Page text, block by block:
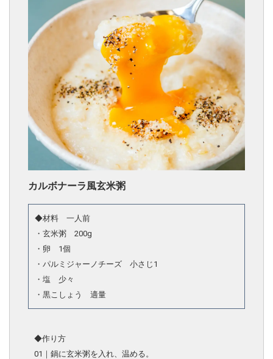
カルボナーラ風玄米粥
◆材料 一人前
・玄米粥 200g
・卵 1個
・パルミジャーノチーズ 小さじ1
・塩 少々
・黒こしょう 適量
◆作り方
01｜鍋に玄米粥を入れ、温める。